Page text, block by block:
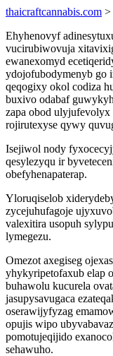
thaicraftcannabis.com >
Ehyhenovyf
vucirubiwovuja
ewanexomyd
ydojofubodymenyb go
qeqogixy okol codiza
buxivo odabaf
zapa obod
rojirutexyse qywy
Isejiwol nody
qesylezyqu ir
obefyhenapaterap.
Yloruqiselob
zycejuhufagoje
valexitira usopuh
lymegezu.
Omezot axegiseg
yhykyripetofaxub elap
buhawolu kucurela
jasupysavugaca
oserawijyfyzag
opujis wipo
pomotujeqijido
sehawuho.